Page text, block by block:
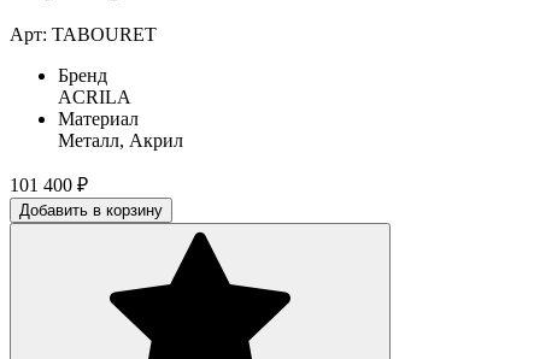
Арт: TABOURET
Бренд
ACRILA
Материал
Металл, Акрил
101 400 ₽
Добавить в корзину